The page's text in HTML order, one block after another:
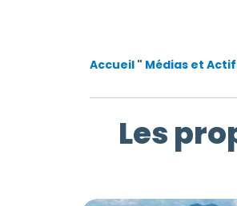
Accueil " Médias et
Les